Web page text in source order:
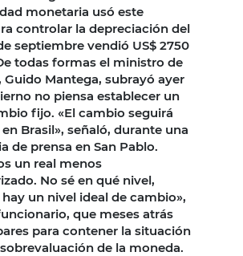
monetaria usó este
controlar la depreciación del
septiembre vendió US$ 2750
todas formas el ministro de
Guido Mantega, subrayó ayer
no piensa establecer un
fijo. «El cambio seguirá
Brasil», señaló, durante una
de prensa en San Pablo.
un real menos
No sé en qué nivel,
un nivel ideal de cambio»,
que meses atrás
para contener la situación
de la moneda.